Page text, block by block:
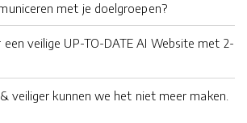
met je doelgroepen?
veilige UP-TO-DATE AI Website met 2-
veiliger kunnen we het niet meer maken.